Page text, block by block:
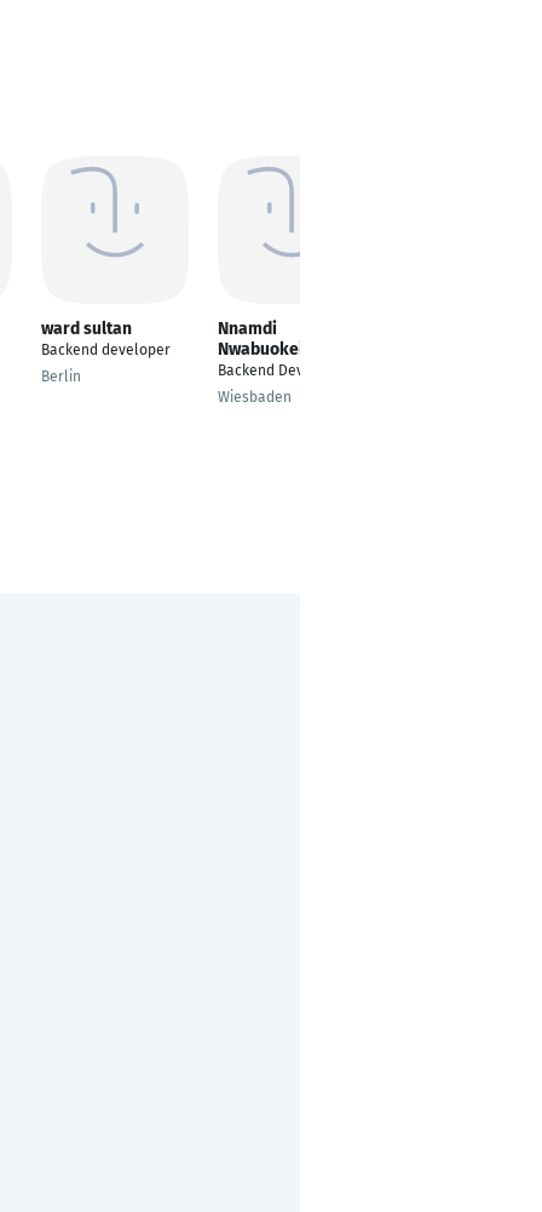
ward sultan
Backend developer
Berlin
Nnamdi
Nwabuokei
Backend Developer
Wiesbaden